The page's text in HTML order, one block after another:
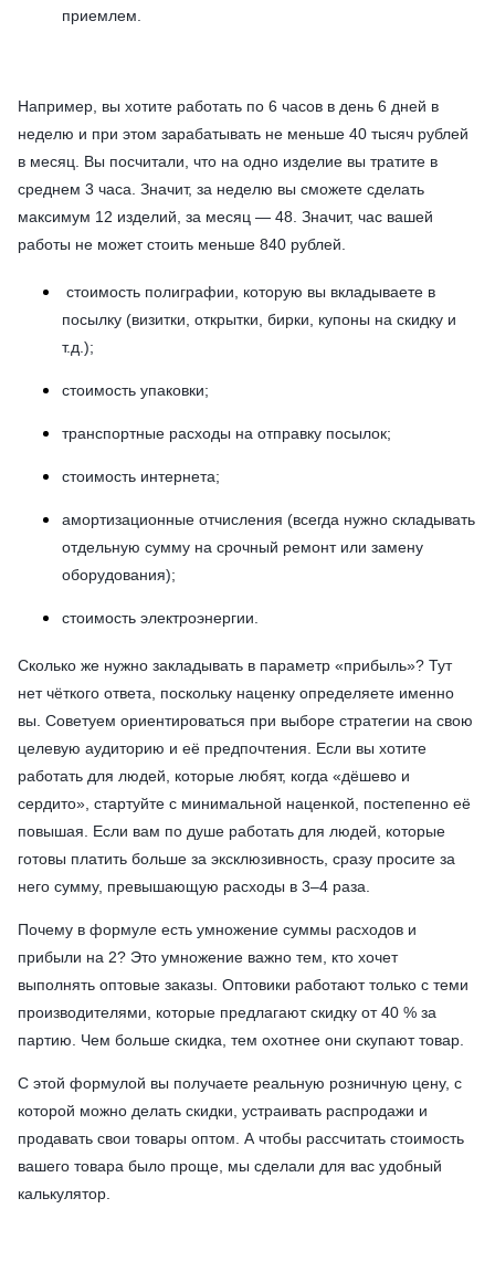
приемлем.
Например, вы хотите работать по 6 часов в день 6 дней в
неделю и при этом зарабатывать не меньше 40 тысяч рублей
в месяц. Вы посчитали, что на одно изделие вы тратите в
среднем 3 часа. Значит, за неделю вы сможете сделать
максимум 12 изделий, за месяц — 48. Значит, час вашей
работы не может стоить меньше 840 рублей.
стоимость полиграфии, которую вы вкладываете в
посылку (визитки, открытки, бирки, купоны на скидку и
т.д.);
стоимость упаковки;
транспортные расходы на отправку посылок;
стоимость интернета;
амортизационные отчисления (всегда нужно складывать
отдельную сумму на срочный ремонт или замену
оборудования);
стоимость электроэнергии.
Сколько же нужно закладывать в параметр «прибыль»? Тут
нет чёткого ответа, поскольку наценку определяете именно
вы. Советуем ориентироваться при выборе стратегии на свою
целевую аудиторию и её предпочтения. Если вы хотите
работать для людей, которые любят, когда «дёшево и
сердито», стартуйте с минимальной наценкой, постепенно её
повышая. Если вам по душе работать для людей, которые
готовы платить больше за эксклюзивность, сразу просите за
него сумму, превышающую расходы в 3–4 раза.
Почему в формуле есть умножение суммы расходов и
прибыли на 2? Это умножение важно тем, кто хочет
выполнять оптовые заказы. Оптовики работают только с теми
производителями, которые предлагают скидку от 40 % за
партию. Чем больше скидка, тем охотнее они скупают товар.
С этой формулой вы получаете реальную розничную цену, с
которой можно делать скидки, устраивать распродажи и
продавать свои товары оптом. А чтобы рассчитать стоимость
вашего товара было проще, мы сделали для вас удобный
калькулятор.